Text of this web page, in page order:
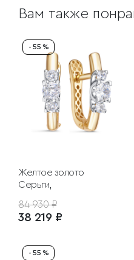
Вам также
- 55 %
Желтое золото
Серьги,
84 930 ₽
38 219 ₽
- 55 %